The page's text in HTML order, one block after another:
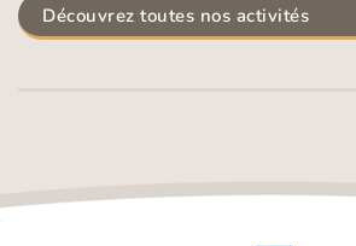
Découvrez toutes nos activités